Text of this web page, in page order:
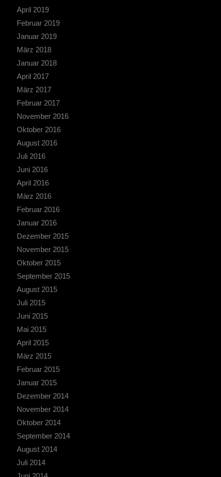
April 2019
Februar 2019
Januar 2019
März 2018
Januar 2018
April 2017
März 2017
Februar 2017
November 2016
Oktober 2016
August 2016
Juli 2016
Juni 2016
April 2016
März 2016
Februar 2016
Januar 2016
Dezember 2015
November 2015
Oktober 2015
September 2015
August 2015
Juli 2015
Juni 2015
Mai 2015
April 2015
März 2015
Februar 2015
Januar 2015
Dezember 2014
November 2014
Oktober 2014
September 2014
August 2014
Juli 2014